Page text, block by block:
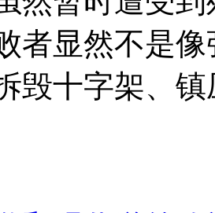
者显然不是
毁十字架、